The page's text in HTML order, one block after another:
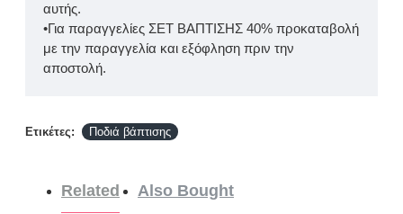
αυτής.
•Για παραγγελίες ΣΕΤ ΒΑΠΤΙΣΗΣ 40% προκαταβολή
με την παραγγελία και εξόφληση πριν την
αποστολή.
Ετικέτες: Ποδιά βάπτισης
Related Also Bought